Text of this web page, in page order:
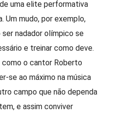
uma elite performativa
Um mudo, por exemplo,
nadador olímpico se
e treinar como deve.
como o cantor Roberto
se ao máximo na música
campo que não dependa
e assim conviver